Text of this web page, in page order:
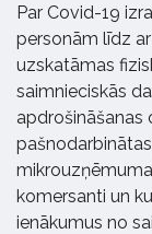
Par Covid-19
personām līdz
uzskatāmas
saimnieciskās
apdrošināšanas
komersanti un
ienākumus no